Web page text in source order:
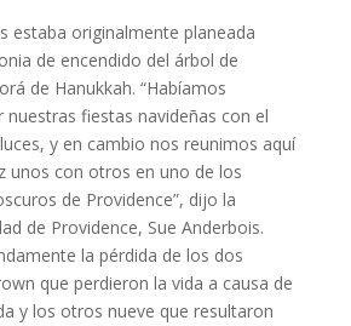
estaba originalmente planeada
de encendido del árbol de
de Hanukkah. “Habíamos
nuestras fiestas navideñas con el
y en cambio nos reunimos aquí
unos con otros en uno de los
de Providence”, dijo la
de Providence, Sue Anderbois.
la pérdida de los dos
que perdieron la vida a causa de
y los otros nueve que resultaron